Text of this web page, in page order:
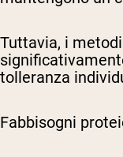
Tuttavia, i
tolleranza
Fabbisogni